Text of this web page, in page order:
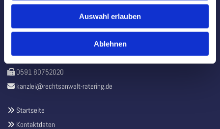
Auswahl erlauben
Ablehnen
Hubert Ratering Rechtsanwalt
49808 Lingen (Ems)
 0591 8075200
 0591 80752020
 kanzlei@rechtsanwalt-ratering.de
 Startseite
 Kontaktdaten